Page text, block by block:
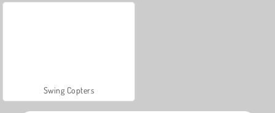
Swing Copters